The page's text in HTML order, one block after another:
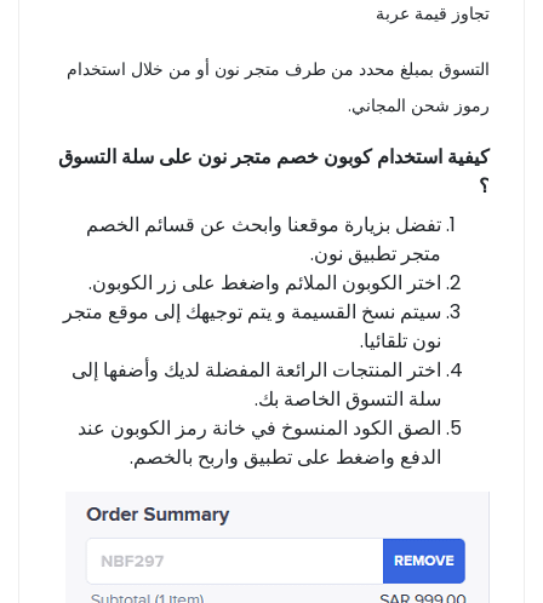
تجاوز قيمة عربة
التسوق بمبلغ محدد من طرف متجر نون أو من خلال استخدام
رموز شحن المجاني.
كيفية استخدام كوبون خصم متجر نون على سلة التسوق
؟
تفضل بزيارة موقعنا وابحث عن قسائم الخصم
متجر تطبيق نون.
اختر الكوبون الملائم واضغط على زر الكوبون.
سيتم نسخ القسيمة و يتم توجيهك إلى موقع متجر
نون تلقائيا.
اختر المنتجات الرائعة المفضلة لديك وأضفها إلى
سلة التسوق الخاصة بك.
الصق الكود المنسوخ في خانة رمز الكوبون عند
الدفع واضغط على تطبيق واربح بالخصم.